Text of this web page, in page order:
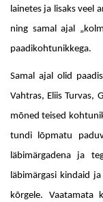
lainetes ja lisaks veel
ning samal ajal
paadikohtunikkega.
Samal ajal olid
Vahtras, Eliis Turvas,
mõned teised
tundi lõpmatu
läbimärgadena ja
läbimärgasi kindaid
kõrgele. Vaatamata